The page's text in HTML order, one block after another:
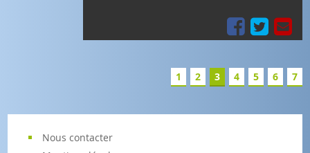
1 2 3 4 5 6 7
Nous contacter